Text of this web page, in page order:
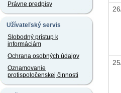
Právne predpisy
Užívateľský servis
Slobodný prístup k
informáciám
Ochrana osobných údajov
Oznamovanie
protispoločenskej činnosti